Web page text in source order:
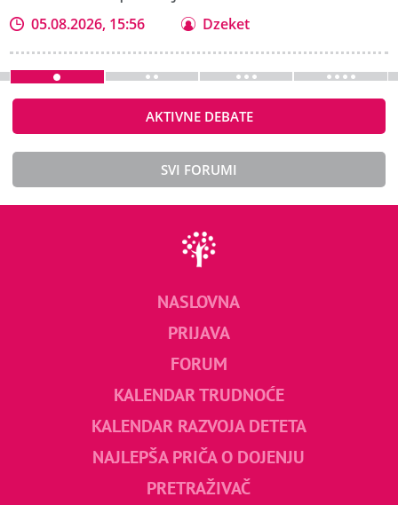
05.08.2026, 15:56 Dzeket
AKTIVNE DEBATE
SVI FORUMI
NASLOVNA
PRIJAVA
FORUM
KALENDAR TRUDNOĆE
KALENDAR RAZVOJA DETETA
NAJLEPŠA PRIČA O DOJENJU
PRETRAŽIVAČ